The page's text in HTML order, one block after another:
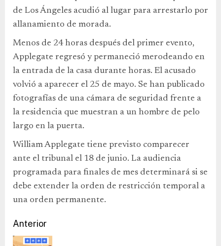
de Los Ángeles acudió al lugar para arrestarlo por
allanamiento de morada.
Menos de 24 horas después del primer evento,
Applegate regresó y permaneció merodeando en
la entrada de la casa durante horas. El acusado
volvió a aparecer el 25 de mayo. Se han publicado
fotografías de una cámara de seguridad frente a
la residencia que muestran a un hombre de pelo
largo en la puerta.
William Applegate tiene previsto comparecer
ante el tribunal el 18 de junio. La audiencia
programada para finales de mes determinará si se
debe extender la orden de restricción temporal a
una orden permanente.
Anterior